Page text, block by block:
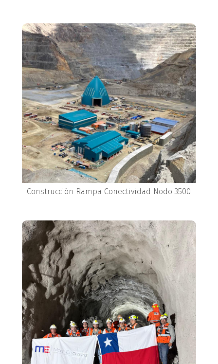
Construcción Rampa Conectividad Nodo 3500